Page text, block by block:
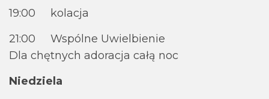
19:00 kolacja
21:00 Wspólne Uwielbienie
Dla chętnych adoracja całą noc
Niedziela